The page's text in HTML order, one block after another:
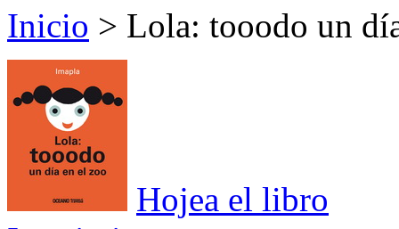
Inicio > Lola: tooodo un
Hojea el libro